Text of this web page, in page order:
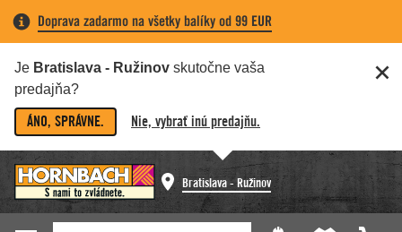
Doprava zadarmo na všetky balíky od 99 EUR
Je Bratislava - Ružinov skutočne vaša
predajňa?
ÁNO, SPRÁVNE. Nie, vybrať inú predajňu.
Bratislava - Ružinov